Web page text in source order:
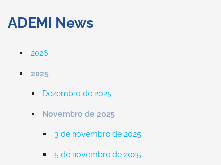
ADEMI News
2026
2025
Dezembro de 2025
Novembro de 2025
3 de novembro de 2025
5 de novembro de 2025